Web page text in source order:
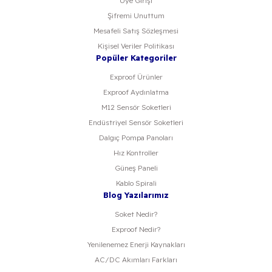
Şifremi Unuttum
Mesafeli Satış Sözleşmesi
Kişisel Veriler Politikası
Popüler Kategoriler
Exproof Ürünler
Exproof Aydınlatma
M12 Sensör Soketleri
Endüstriyel Sensör Soketleri
Dalgıç Pompa Panoları
Hız Kontroller
Güneş Paneli
Kablo Spirali
Blog Yazılarımız
Soket Nedir?
Exproof Nedir?
Yenilenemez Enerji Kaynakları
AC/DC Akımları Farkları